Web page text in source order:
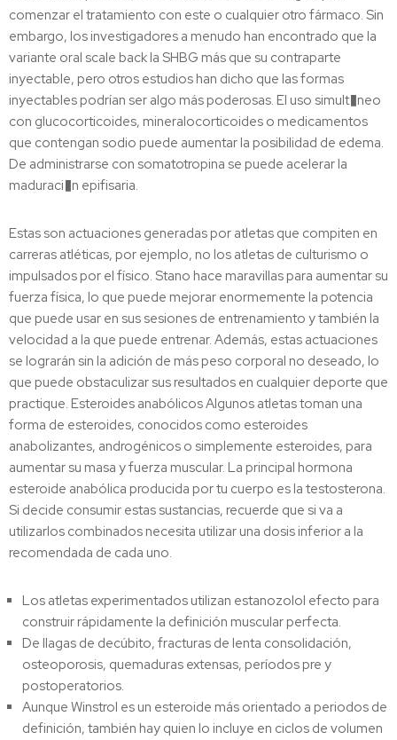
comenzar el tratamiento con este o cualquier otro fármaco. Sin
embargo, los investigadores a menudo han encontrado que la
variante oral scale back la SHBG más que su contraparte
inyectable, pero otros estudios han dicho que las formas
inyectables podrían ser algo más poderosas. El uso simult�neo
con glucocorticoides, mineralocorticoides o medicamentos
que contengan sodio puede aumentar la posibilidad de edema.
De administrarse con somatotropina se puede acelerar la
maduraci�n epifisaria.
Estas son actuaciones generadas por atletas que compiten en
carreras atléticas, por ejemplo, no los atletas de culturismo o
impulsados por el físico. Stano hace maravillas para aumentar su
fuerza física, lo que puede mejorar enormemente la potencia
que puede usar en sus sesiones de entrenamiento y también la
velocidad a la que puede entrenar. Además, estas actuaciones
se lograrán sin la adición de más peso corporal no deseado, lo
que puede obstaculizar sus resultados en cualquier deporte que
practique. Esteroides anabólicos Algunos atletas toman una
forma de esteroides, conocidos como esteroides
anabolizantes, androgénicos o simplemente esteroides, para
aumentar su masa y fuerza muscular. La principal hormona
esteroide anabólica producida por tu cuerpo es la testosterona.
Si decide consumir estas sustancias, recuerde que si va a
utilizarlos combinados necesita utilizar una dosis inferior a la
recomendada de cada uno.
Los atletas experimentados utilizan estanozolol efecto para
construir rápidamente la definición muscular perfecta.
De llagas de decúbito, fracturas de lenta consolidación,
osteoporosis, quemaduras extensas, períodos pre y
postoperatorios.
Aunque Winstrol es un esteroide más orientado a periodos de
definición, también hay quien lo incluye en ciclos de volumen